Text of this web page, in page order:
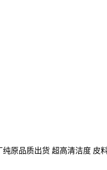
原品质出货 超高清洁度 皮